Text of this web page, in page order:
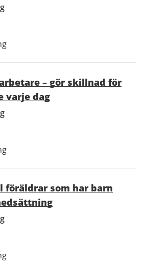
– gör skillnad för
varje dag
föräldrar som har barn